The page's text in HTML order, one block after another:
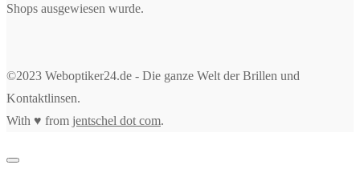
Shops ausgewiesen wurde.
©2023 Weboptiker24.de - Die ganze Welt der Brillen und
Kontaktlinsen.
With ♥ from jentschel dot com.